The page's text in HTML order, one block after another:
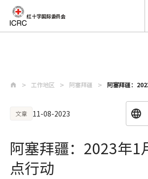
红十字国际委员会
工作地区 阿塞拜疆 阿塞拜疆：
文章 11-08-2023
阿塞拜疆：2023年1
点行动